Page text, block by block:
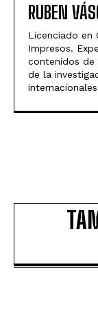
RUBEN
Licenciado en
Impresos.
contenidos de
de la